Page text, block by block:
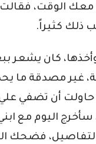
معك الوقت،
ذلك كثيراً.
وأخذها، كان
غير مصدقة ما
أن تضفي
اليوم مع
فضحك